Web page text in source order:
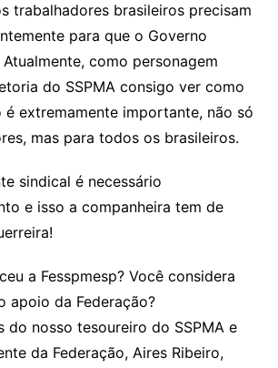
trabalhadores brasileiros precisam
para que o Governo
como personagem
do SSPMA consigo ver como
é extremamente importante, não só
mas para todos os brasileiros.
sindical é necessário
e isso a companheira tem de
a Fesspmesp? Você considera
apoio da Federação?
do nosso tesoureiro do SSPMA e
da Federação, Aires Ribeiro,